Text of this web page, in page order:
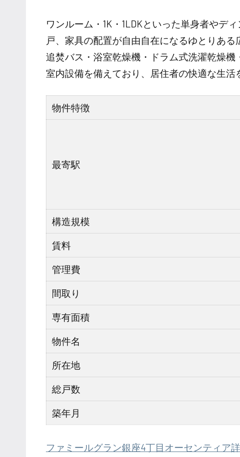
ワンルーム・1K・1LDKといった単身者やデ
戸、家具の配置が自由自在になるゆとりあ
追焚バス・浴室乾燥機・ドラム式洗濯乾燥
室内設備を備えており、居住者の快適な生活
物件特徴
最寄駅
構造規模
賃料
管理費
間取り
専有面積
物件名
所在地
総戸数
築年月
ファミールグラン銀座4丁目オーセンティア